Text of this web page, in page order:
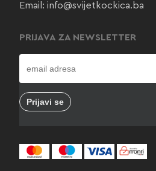
Email: info@svijetkockica.ba
PRIJAVA ZA NEWSLETTER